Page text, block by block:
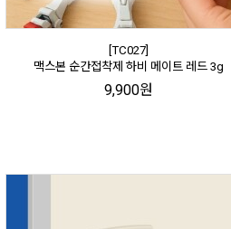
[TC027]
맥스본 순간접착제 하비 메이트 레드 3g
9,900원